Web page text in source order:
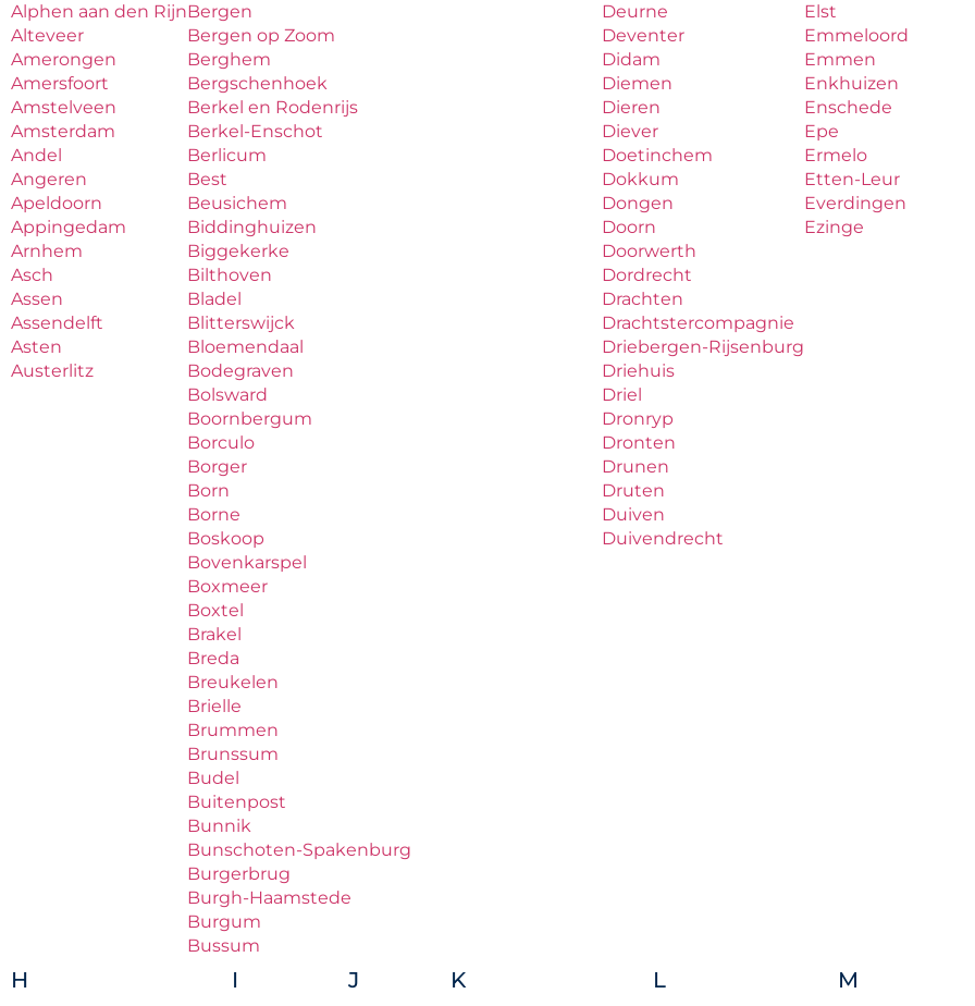
Alphen aan den Rijn
Alteveer
Amerongen
Amersfoort
Amstelveen
Amsterdam
Andel
Angeren
Apeldoorn
Appingedam
Arnhem
Asch
Assen
Assendelft
Asten
Austerlitz
Bergen
Bergen op Zoom
Berghem
Bergschenhoek
Berkel en Rodenrijs
Berkel-Enschot
Berlicum
Best
Beusichem
Biddinghuizen
Biggekerke
Bilthoven
Bladel
Blitterswijck
Bloemendaal
Bodegraven
Bolsward
Boornbergum
Borculo
Borger
Born
Borne
Boskoop
Bovenkarspel
Boxmeer
Boxtel
Brakel
Breda
Breukelen
Brielle
Brummen
Brunssum
Budel
Buitenpost
Bunnik
Bunschoten-Spakenburg
Burgerbrug
Burgh-Haamstede
Burgum
Bussum
Deurne
Deventer
Didam
Diemen
Dieren
Diever
Doetinchem
Dokkum
Dongen
Doorn
Doorwerth
Dordrecht
Drachten
Drachtstercompagnie
Driebergen-Rijsenburg
Driehuis
Driel
Dronryp
Dronten
Drunen
Druten
Duiven
Duivendrecht
Elst
Emmeloord
Emmen
Enkhuizen
Enschede
Epe
Ermelo
Etten-Leur
Everdingen
Ezinge
H I J K L M